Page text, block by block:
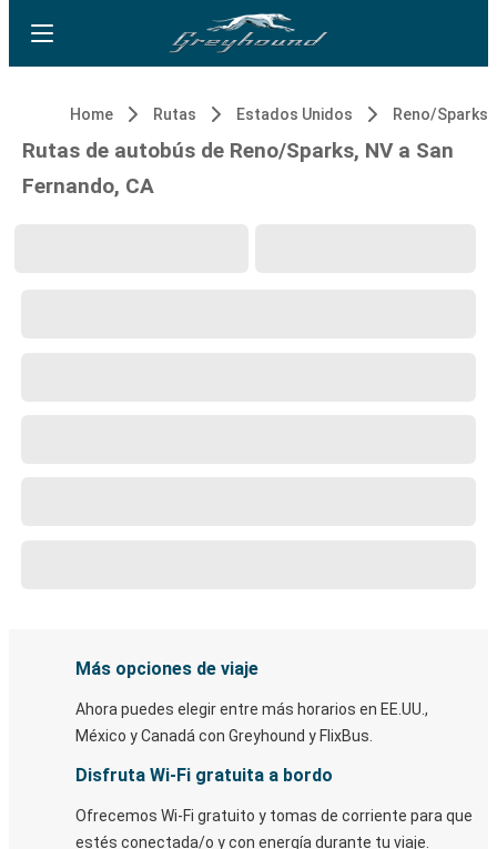
Home Rutas Estados Unidos Reno/Sparks,
Rutas de autobús de Reno/Sparks, NV a San
Fernando, CA
Más opciones de viaje
Ahora puedes elegir entre más horarios en EE.UU.,
México y Canadá con Greyhound y FlixBus.
Disfruta Wi-Fi gratuita a bordo
Ofrecemos Wi-Fi gratuito y tomas de corriente para que
estés conectada/o y con energía durante tu viaje.